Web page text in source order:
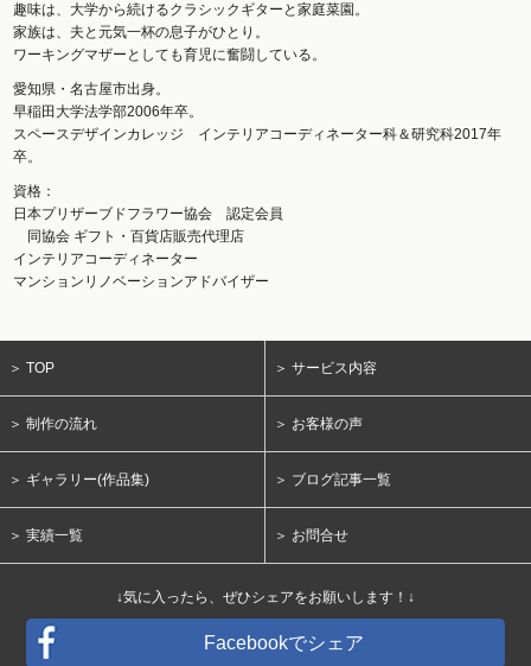
趣味は、大学から続けるクラシックギターと家庭菜園。
家族は、夫と元気一杯の息子がひとり。
ワーキングマザーとしても育児に奮闘している。
愛知県・名古屋市出身。
早稲田大学法学部2006年卒。
スペースデザインカレッジ インテリアコーディネーター科＆研究科2017年
卒。
資格：
日本プリザーブドフラワー協会 認定会員
同協会 ギフト・百貨店販売代理店
インテリアコーディネーター
マンションリノベーションアドバイザー
＞ TOP ＞ サービス内容
＞ 制作の流れ ＞ お客様の声
＞ ギャラリー(作品集) ＞ ブログ記事一覧
＞ 実績一覧 ＞ お問合せ
↓気に入ったら、ぜひシェアをお願いします！↓
Facebookでシェア